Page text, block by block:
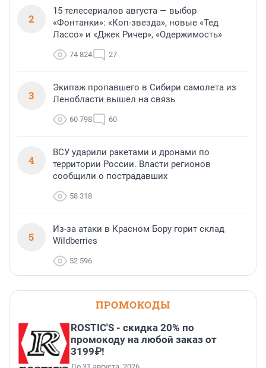
2
15 телесериалов августа — выбор
«Фонтанки»: «Коп-звезда», новые «Тед
Лассо» и «Джек Ричер», «Одержимость»
74 824 27
3
Экипаж пропавшего в Сибири самолета из
Ленобласти вышел на связь
60 798 60
4
ВСУ ударили ракетами и дронами по
территории России. Власти регионов
сообщили о пострадавших
58 318
5
Из-за атаки в Красном Бору горит склад
Wildberries
52 596
ПРОМОКОДЫ
ROSTIC'S - скидка 20% по
промокоду на любой заказ от
3199₽!